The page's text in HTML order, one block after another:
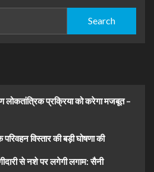
लोकतांत्रिक प्रक्रिया को करेगा मजबूत –
विस्तार की बड़ी घोषणा की
से नशे पर लगेगी लगाम: सैनी